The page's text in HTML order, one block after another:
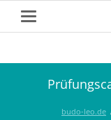
budo-leo.de